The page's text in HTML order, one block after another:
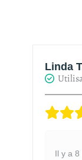
Linda
Il y a 8